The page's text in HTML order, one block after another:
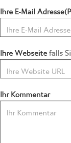
Ihre E-Mail
Ihre Webseitefalls
Ihr Kommentar